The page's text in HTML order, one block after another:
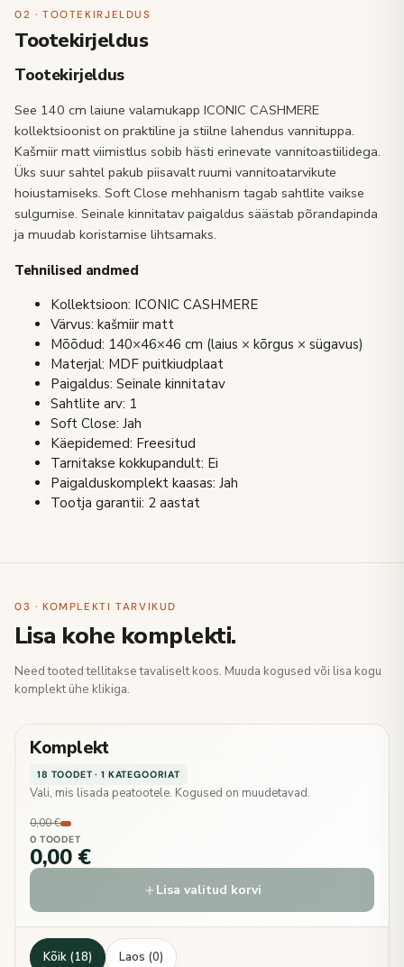
02 · TOOTEKIRJELDUS
Tootekirjeldus
Tootekirjeldus
See 140 cm laiune valamukapp ICONIC CASHMERE
kollektsioonist on praktiline ja stiilne lahendus vannituppa.
Kašmiir matt viimistlus sobib hästi erinevate vannitoastiilidega.
Üks suur sahtel pakub piisavalt ruumi vannitoatarvikute
hoiustamiseks. Soft Close mehhanism tagab sahtlite vaikse
sulgumise. Seinale kinnitatav paigaldus säästab põrandapinda
ja muudab koristamise lihtsamaks.
Tehnilised andmed
Kollektsioon: ICONIC CASHMERE
Värvus: kašmiir matt
Mõõdud: 140×46×46 cm (laius × kõrgus × sügavus)
Materjal: MDF puitkiudplaat
Paigaldus: Seinale kinnitatav
Sahtlite arv: 1
Soft Close: Jah
Käepidemed: Freesitud
Tarnitakse kokkupandult: Ei
Paigalduskomplekt kaasas: Jah
Tootja garantii: 2 aastat
03 · KOMPLEKTI TARVIKUD
Lisa kohe komplekti.
Need tooted tellitakse tavaliselt koos. Muuda kogused või lisa kogu
komplekt ühe klikiga.
Komplekt
18 TOODET · 1 KATEGOORIAT
Vali, mis lisada peatootele. Kogused on muudetavad.
0,00 €
0 TOODET
0,00 €
Lisa valitud korvi
Kõik (18) Laos (0)